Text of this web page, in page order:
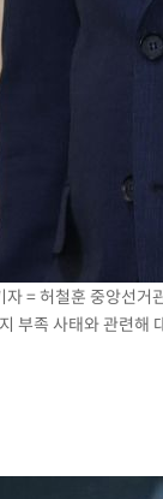
= 허철훈 중앙선거
부족 사태와 관련